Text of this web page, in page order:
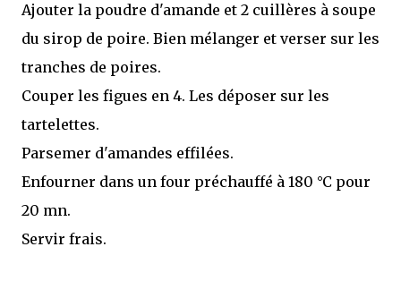
Ajouter la poudre d'amande et 2 cuillères à soupe
du sirop de poire. Bien mélanger et verser sur les
tranches de poires.
Couper les figues en 4. Les déposer sur les
tartelettes.
Parsemer d'amandes effilées.
Enfourner dans un four préchauffé à 180 °C pour
20 mn.
Servir frais.